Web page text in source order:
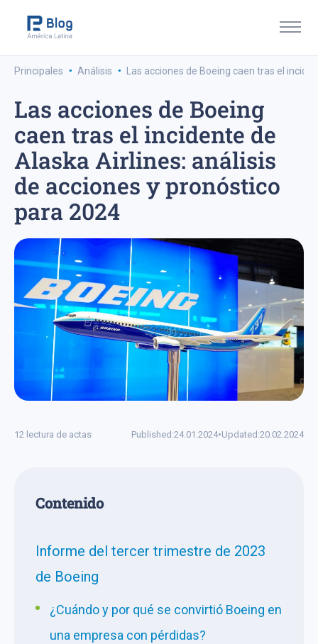
Principales · Análisis · Las acciones de Boeing caen tras el
Las acciones de Boeing
caen tras el incidente de
Alaska Airlines: análisis
de acciones y pronóstico
para 2024
12 lectura de actas Published:24.01.2024•Updated:20.02.2024
Сontenido
Informe del tercer trimestre de 2023
de Boeing
¿Cuándo y por qué se convirtió Boeing en
una empresa con pérdidas?